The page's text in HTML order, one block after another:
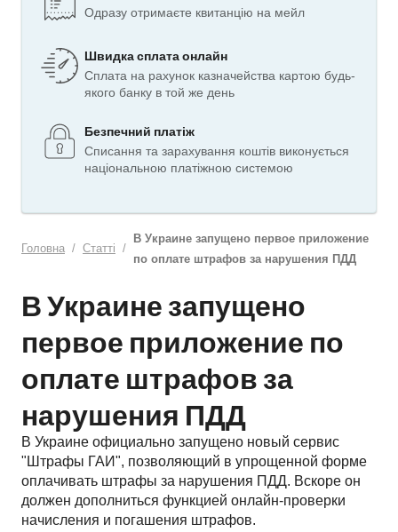
Одразу отримаєте квитанцію на мейл
Швидка сплата онлайн
Сплата на рахунок казначейства картою будь-
якого банку в той же день
Безпечний платіж
Списання та зарахування коштів виконується
національною платіжною системою
Головна Статті
В Украине запущено первое приложение
по оплате штрафов за нарушения ПДД
В Украине запущено
первое приложение по
оплате штрафов за
нарушения ПДД
В Украине официально запущено новый сервис
"Штрафы ГАИ", позволяющий в упрощенной форме
оплачивать штрафы за нарушения ПДД. Вскоре он
должен дополниться функцией онлайн-проверки
начисления и погашения штрафов.